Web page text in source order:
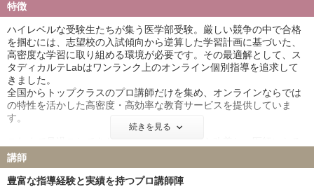
奈良県立医科大学
新潟大学
和歌山県立医科大学
鹿児島大学
愛媛大学
香川大学
宮崎大学
旭川医科大学
福島県立医科大学
防衛医科大学校
私立大学
東京慈恵会医科大学
順天堂大学
国際医療福祉大学
東京医科大学
東邦大学
特徴
ハイレベルな受験生たちが集う医学部受験。厳しい競争の中で合格
を掴むには、志望校の入試傾向から逆算した学習計画に基づいた、
高密度な学習に取り組める環境が必要です。その最適解として、ス
タディカルテLabはワンランク上のオンライン個別指導を追求して
きました。
全国からトップクラスのプロ講師だけを集め、オンラインならでは
の特性を活かした高密度・高効率な教育サービスを提供していま
す。
ための一歩を踏み出すために。あなたの思い描く未来への最短距離
をご案内します。
続きを見る
講師
豊富な指導経験と実績を持つプロ講師陣